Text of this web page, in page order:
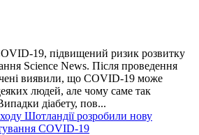
19, підвищений ризик розвитку
Science News. Після проведення
виявили, що COVID-19 може
людей, але чому саме так
діабету, пов...
Шотландії розробили нову
COVID-19